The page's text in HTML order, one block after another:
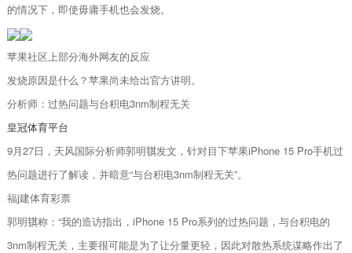
的情况下，即使毋庸手机也会发烧。
苹果社区上部分海外网友的反应
发烧原因是什么？苹果尚未给出官方讲明。
分析师：过热问题与台积电3nm制程无关
皇冠体育平台
9月27日，天风国际分析师郭明𫓹发文，针对目下苹果iPhone 15 Pro手机过
热问题进行了解读，并暗意“与台积电3nm制程无关”。
福j建体育彩票
郭明𫓹称：“我的造访指出，iPhone 15 Pro系列的过热问题，与台积电的
3nm制程无关，主要很可能是为了让分量更轻，因此对散热系统谋略作出了